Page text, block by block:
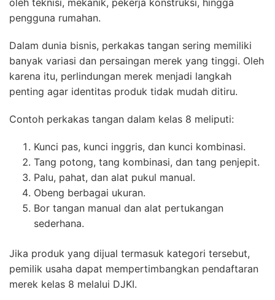
pengguna rumahan.
Dalam dunia bisnis, perkakas tangan sering memiliki
banyak variasi dan persaingan merek yang tinggi. Oleh
karena itu, perlindungan merek menjadi langkah
penting agar identitas produk tidak mudah ditiru.
Contoh perkakas tangan dalam kelas 8 meliputi:
Kunci pas, kunci inggris, dan kunci kombinasi.
Tang potong, tang kombinasi, dan tang penjepit.
Palu, pahat, dan alat pukul manual.
Obeng berbagai ukuran.
Bor tangan manual dan alat pertukangan
sederhana.
Jika produk yang dijual termasuk kategori tersebut,
pemilik usaha dapat mempertimbangkan pendaftaran
merek kelas 8 melalui DJKI.